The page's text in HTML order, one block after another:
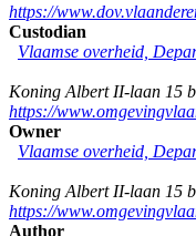
https://
Custodian
Vlaamse overheid,
Koning Albert II-laan 15
https://
Owner
Vlaamse overheid,
Koning Albert II-laan 15
https://
Author